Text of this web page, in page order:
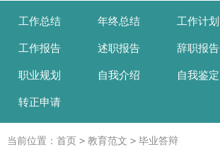
工作总结 年终总结 工作计划
工作报告 述职报告 辞职报告
职业规划 自我介绍 自我鉴定
转正申请
当前位置： 首页 > 教育范文 > 毕业答辩